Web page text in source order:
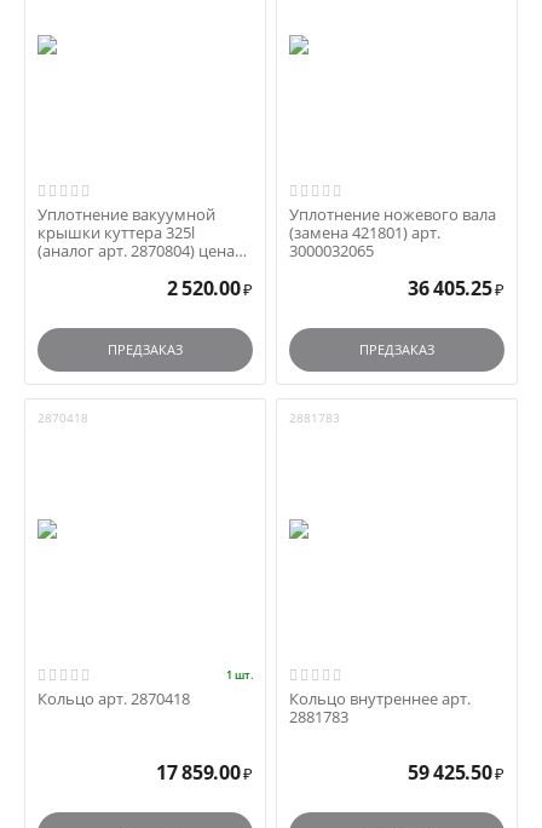
Уплотнение вакуумной
крышки куттера 325l
(аналог арт. 2870804) цена
2 520.00 ₽
ПРЕДЗАКАЗ
Уплотнение ножевого вала
(замена 421801) арт.
3000032065
36 405.25 ₽
ПРЕДЗАКАЗ
2870418
1 шт.
Кольцо арт. 2870418
17 859.00 ₽
2881783
Кольцо внутреннее арт.
2881783
59 425.50 ₽